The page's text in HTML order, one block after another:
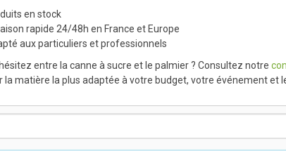
en stock
rapide 24/48h en France et Europe
aux particuliers et professionnels
entre la canne à sucre et le palmier ? Consultez notre
la matière la plus adaptée à votre budget, votre événement et